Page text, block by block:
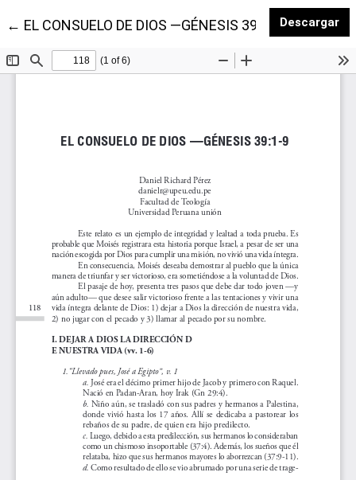
← Volver a los detalles del artículo
EL CONSUELO DE DIOS —GÉNESIS 39:1-9Descargar